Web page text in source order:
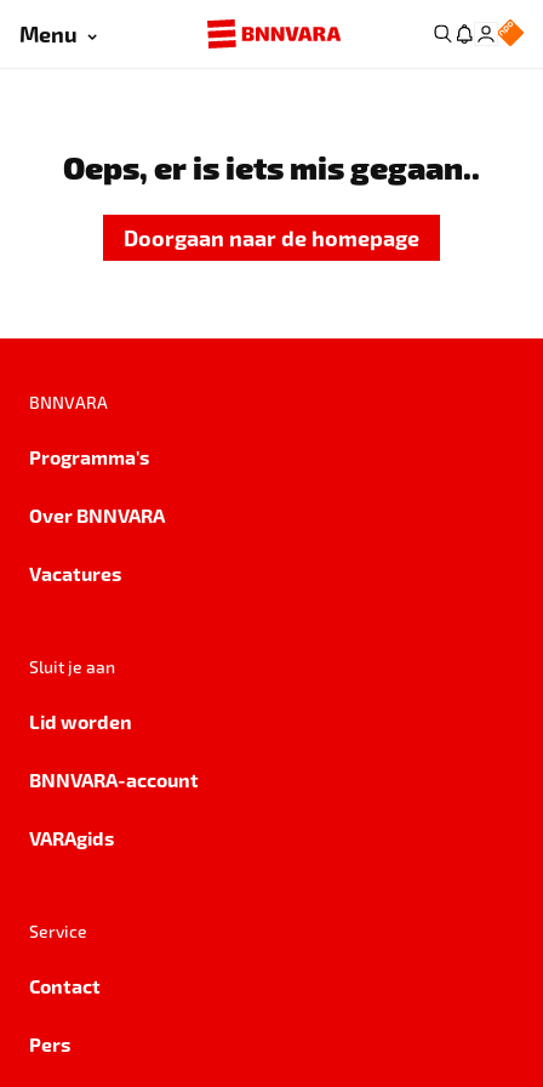
Menu
Oeps, er is iets mis gegaan..
Doorgaan naar de homepage
BNNVARA
Programma's
Over BNNVARA
Vacatures
Sluit je aan
Lid worden
BNNVARA-account
VARAgids
Service
Contact
Pers